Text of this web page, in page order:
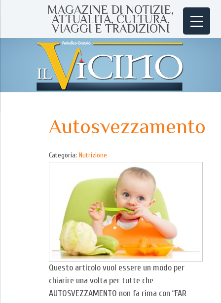
MAGAZINE DI NOTIZIE,
ATTUALITÀ, CULTURA,
VIAGGI E TRADIZIONI
Autosvezzamento
Categoria: Nutrizione
Questo articolo vuol essere un modo per
chiarire una volta per tutte che
AUTOSVEZZAMENTO non fa rima con “FAR